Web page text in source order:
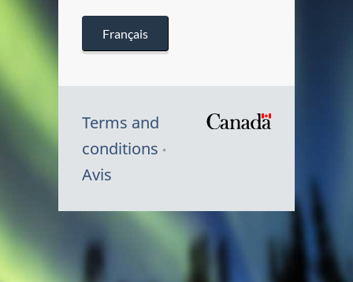
Français
Terms and
conditions
Avis
Canada